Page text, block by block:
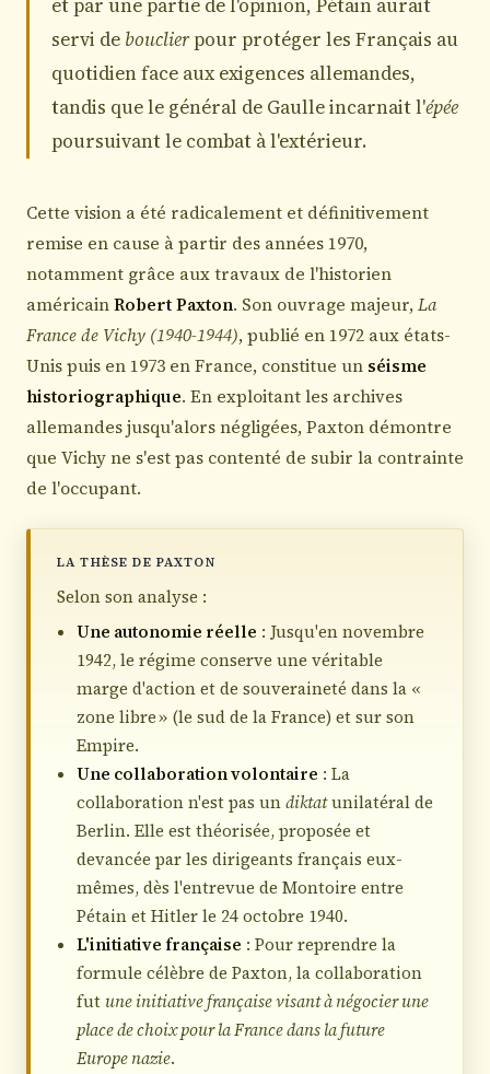
et par une partie de l'opinion, Pétain aurait
servi de bouclierpour protéger les Français au
quotidien face aux exigences allemandes,
tandis que le général de Gaulle incarnait l'épée
poursuivant le combat à l'extérieur.
Cette vision a été radicalement et définitivement
remise en cause à partir des années 1970,
notamment grâce aux travaux de l'historien
américainRobert Paxton. Son ouvrage majeur,La
France de Vichy (1940-1944), publié en 1972 aux états-
Unis puis en 1973 en France, constitue un séisme
historiographique. En exploitant les archives
allemandes jusqu'alors négligées, Paxton démontre
que Vichy ne s'est pas contenté de subir la contrainte
de l'occupant.
LA THÈSE DE PAXTON
Selon son analyse :
Une autonomie réelle : Jusqu'en novembre
1942, le régime conserve une véritable
marge d'action et de souveraineté dans la «
zone libre » (le sud de la France) et sur son
Empire.
Une collaboration volontaire : La
collaboration n'est pas undiktatunilatéral de
Berlin. Elle est théorisée, proposée et
devancée par les dirigeants français eux-
mêmes, dès l'entrevue de Montoire entre
Pétain et Hitler le 24 octobre 1940.
L'initiative française : Pour reprendre la
formule célèbre de Paxton, la collaboration
fut une initiative française visant à négocier une
place de choix pour la France dans la future
Europe nazie.